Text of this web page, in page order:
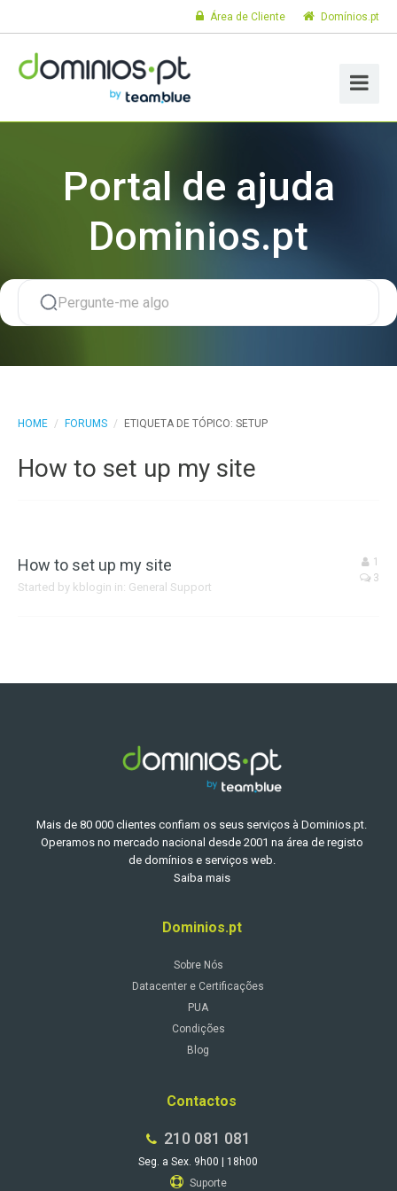
Domínios.pt
Área de Cliente
Portal de ajuda
Dominios.pt
HOME / FORUMS / ETIQUETA DE TÓPICO: SETUP
How to set up my site
How to set up my site
Started by kblogin in: General Support
1
3
Mais de 80 000 clientes confiam os seus serviços à Dominios.pt.
Operamos no mercado nacional desde 2001 na área de registo
de domínios e serviços web.
Saiba mais
Dominios.pt
Sobre Nós
Datacenter e Certificações
PUA
Condições
Blog
Contactos
210 081 081
Seg. a Sex. 9h00 | 18h00
Suporte